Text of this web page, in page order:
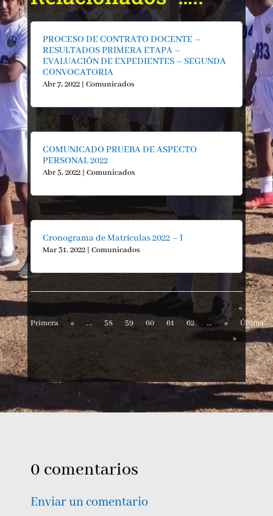
PROCESO DE CONTRATO DOCENTE –
RESULTADOS PRIMERA ETAPA –
EVALUACIÓN DE EXPEDIENTES – SEGUNDA
CONVOCATORIA
Abr 7, 2022| Comunicados
COMUNICADO PRUEBA DE ASPECTO
PERSONAL 2022
Abr 5, 2022| Comunicados
Cronograma de Matrículas 2022 – I
Mar 31, 2022| Comunicados
«
Primera
« ... 58 59 60 61 62 ... »
Última
»
0 comentarios
Enviar un comentario